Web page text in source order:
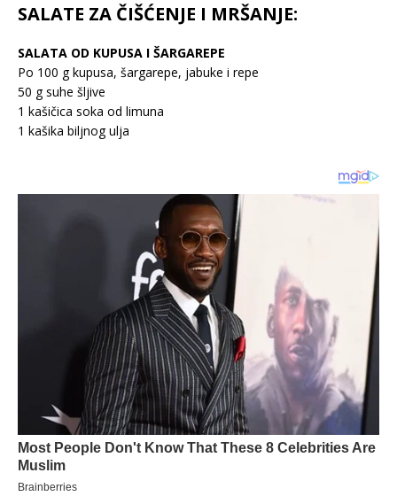
SALATE ZA ČIŠĆENJE I MRŠANJE:
SALATA OD KUPUSA I ŠARGAREPE
Po 100 g kupusa, šargarepe, jabuke i repe
50 g suhe šljive
1 kašičica soka od limuna
1 kašika biljnog ulja